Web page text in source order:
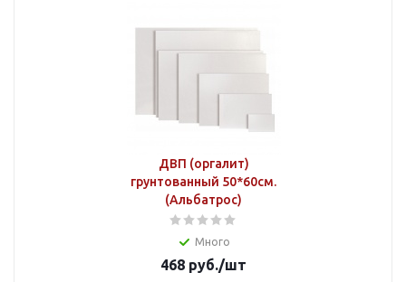
ДВП (оргалит)
грунтованный 50*60см.
(Альбатрос)
Много
468 руб./шт